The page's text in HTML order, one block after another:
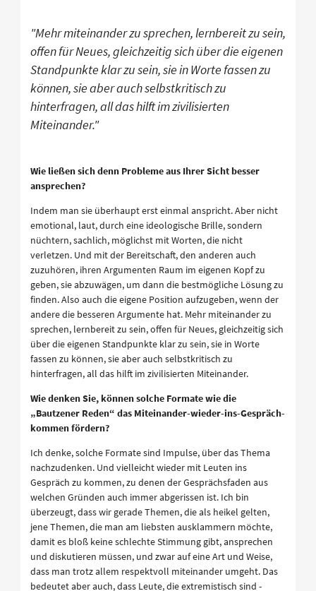
"Mehr miteinander zu sprechen, lernbereit zu sein,
offen für Neues, gleichzeitig sich über die eigenen
Standpunkte klar zu sein, sie in Worte fassen zu
können, sie aber auch selbstkritisch zu
hinterfragen, all das hilft im zivilisierten
Miteinander."
Wie ließen sich denn Probleme aus Ihrer Sicht besser
ansprechen?
Indem man sie überhaupt erst einmal anspricht. Aber nicht
emotional, laut, durch eine ideologische Brille, sondern
nüchtern, sachlich, möglichst mit Worten, die nicht
verletzen. Und mit der Bereitschaft, den anderen auch
zuzuhören, ihren Argumenten Raum im eigenen Kopf zu
geben, sie abzuwägen, um dann die bestmögliche Lösung zu
finden. Also auch die eigene Position aufzugeben, wenn der
andere die besseren Argumente hat. Mehr miteinander zu
sprechen, lernbereit zu sein, offen für Neues, gleichzeitig sich
über die eigenen Standpunkte klar zu sein, sie in Worte
fassen zu können, sie aber auch selbstkritisch zu
hinterfragen, all das hilft im zivilisierten Miteinander.
Wie denken Sie, können solche Formate wie die
„Bautzener Reden“ das Miteinander-wieder-ins-Gespräch-
kommen fördern?
Ich denke, solche Formate sind Impulse, über das Thema
nachzudenken. Und vielleicht wieder mit Leuten ins
Gespräch zu kommen, zu denen der Gesprächsfaden aus
welchen Gründen auch immer abgerissen ist. Ich bin
überzeugt, dass wir gerade Themen, die als heikel gelten,
jene Themen, die man am liebsten ausklammern möchte,
damit es bloß keine schlechte Stimmung gibt, ansprechen
und diskutieren müssen, und zwar auf eine Art und Weise,
dass man trotz allem respektvoll miteinander umgeht. Das
bedeutet aber auch, dass Leute, die extremistisch sind -